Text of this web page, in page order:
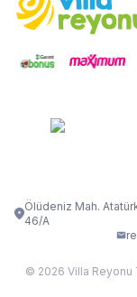
Yorumlar
VİLLA OLENNA 1
VİLLA TİAMO
Ölüdeniz Mah.
46/A
© 2026 Villa Reyonu